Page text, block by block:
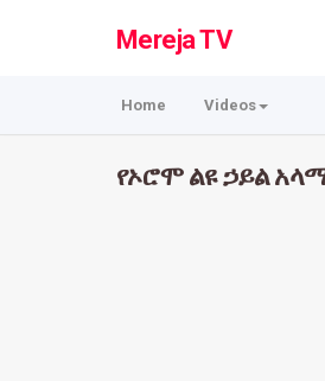
Mereja TV
Home Videos
የኦሮሞ ልዩ ኃይል